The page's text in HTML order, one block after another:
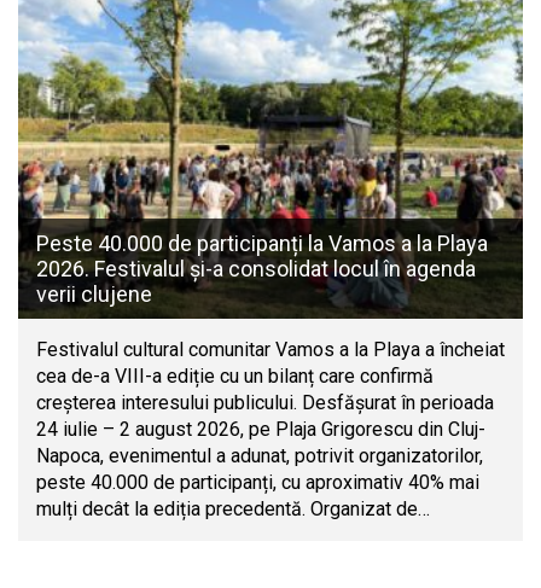
Peste 40.000 de participanți la Vamos a la Playa
2026. Festivalul și-a consolidat locul în agenda
verii clujene
Festivalul cultural comunitar Vamos a la Playa a încheiat
cea de-a VIII-a ediție cu un bilanț care confirmă
creșterea interesului publicului. Desfășurat în perioada
24 iulie – 2 august 2026, pe Plaja Grigorescu din Cluj-
Napoca, evenimentul a adunat, potrivit organizatorilor,
peste 40.000 de participanți, cu aproximativ 40% mai
mulți decât la ediția precedentă. Organizat de…